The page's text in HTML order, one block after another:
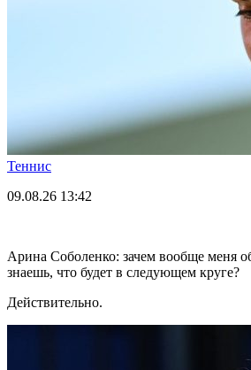
Теннис
09.08.26 13:42
Арина Соболенко: зачем вообще меня
знаешь, что будет в следующем круге?
Действительно.